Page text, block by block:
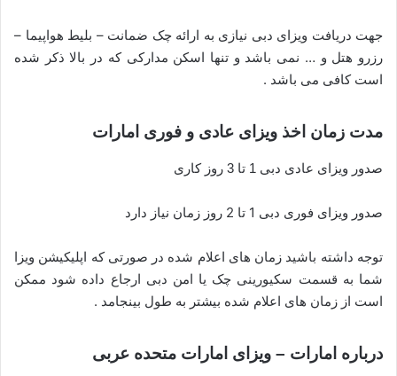
جهت دریافت ویزای دبی نیازی به ارائه چک ضمانت – بلیط هواپیما –
رزرو هتل و … نمی باشد و تنها اسکن مدارکی که در بالا ذکر شده
است کافی می باشد .
مدت زمان اخذ ویزای عادی و فوری امارات
صدور ویزای عادی دبی 1 تا 3 روز کاری
صدور ویزای فوری دبی 1 تا 2 روز زمان نیاز دارد
توجه داشته باشید زمان های اعلام شده در صورتی که اپلیکیشن ویزا
شما به قسمت سکیورینی چک یا امن دبی ارجاع داده شود ممکن
است از زمان های اعلام شده بیشتر به طول بینجامد .
درباره امارات – ویزای امارات متحده عربی